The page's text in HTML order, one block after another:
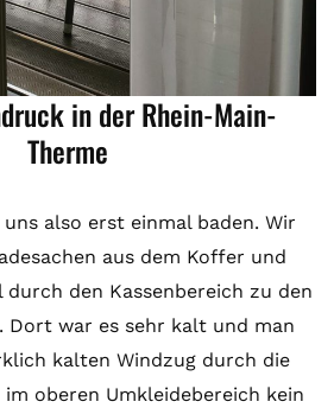
in der Rhein-Main-
Therme
also erst einmal baden. Wir
aus dem Koffer und
durch den Kassenbereich zu den
Dort war es sehr kalt und man
kalten Windzug durch die
im oberen Umkleidebereich kein